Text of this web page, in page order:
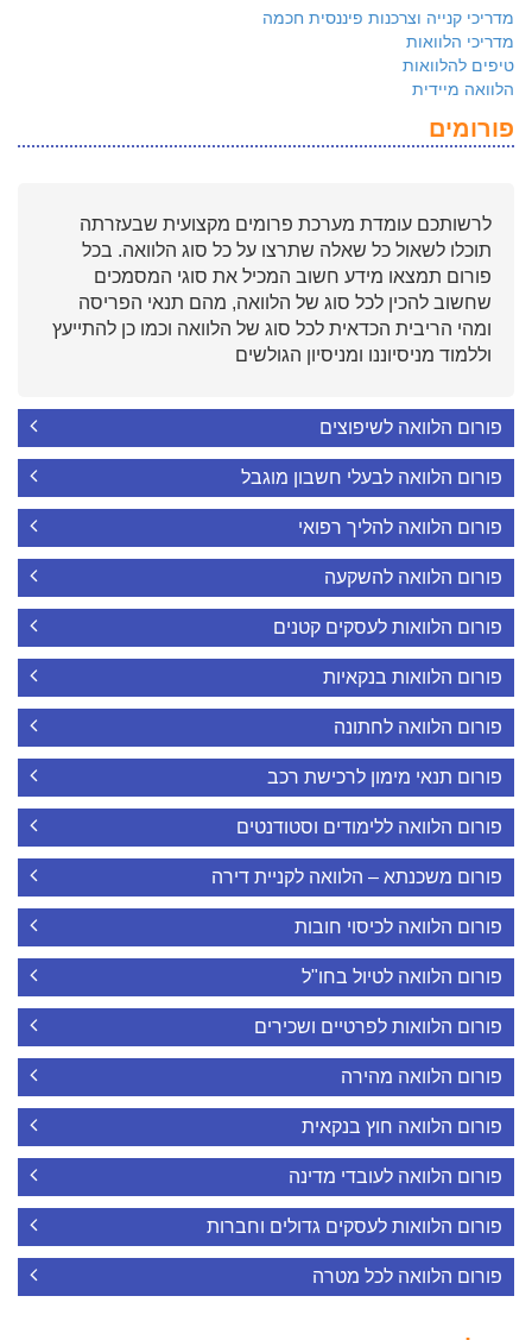
מדריכי קנייה וצרכנות פיננסית חכמה
מדריכי הלוואות
טיפים להלוואות
הלוואה מיידית
פורומים
לרשותכם עומדת מערכת פרומים מקצועית שבעזרתה
תוכלו לשאול כל שאלה שתרצו על כל סוג הלוואה. בכל
פורום תמצאו מידע חשוב המכיל את סוגי המסמכים
שחשוב להכין לכל סוג של הלוואה, מהם תנאי הפריסה
ומהי הריבית הכדאית לכל סוג של הלוואה וכמו כן להתייעץ
וללמוד מניסיוננו ומניסיון הגולשים
פורום הלוואה לשיפוצים
פורום הלוואה לבעלי חשבון מוגבל
פורום הלוואה להליך רפואי
פורום הלוואה להשקעה
פורום הלוואות לעסקים קטנים
פורום הלוואות בנקאיות
פורום הלוואה לחתונה
פורום תנאי מימון לרכישת רכב
פורום הלוואה ללימודים וסטודנטים
פורום משכנתא – הלוואה לקניית דירה
פורום הלוואה לכיסוי חובות
פורום הלוואה לטיול בחו"ל
פורום הלוואות לפרטיים ושכירים
פורום הלוואה מהירה
פורום הלוואה חוץ בנקאית
פורום הלוואה לעובדי מדינה
פורום הלוואות לעסקים גדולים וחברות
פורום הלוואה לכל מטרה